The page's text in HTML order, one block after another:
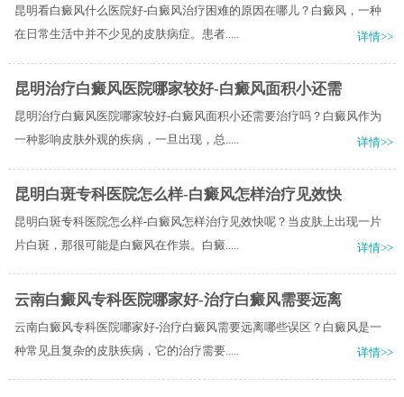
昆明看白癜风什么医院好-白癜风治疗困难的原因在哪儿？白癜风，一种
在日常生活中并不少见的皮肤病症。患者.....
详情>>
昆明治疗白癜风医院哪家较好-白癜风面积小还需
昆明治疗白癜风医院哪家较好-白癜风面积小还需要治疗吗？白癜风作为
一种影响皮肤外观的疾病，一旦出现，总.....
详情>>
昆明白斑专科医院怎么样-白癜风怎样治疗见效快
昆明白斑专科医院怎么样-白癜风怎样治疗见效快呢？当皮肤上出现一片
片白斑，那很可能是白癜风在作祟。白癜.....
详情>>
云南白癜风专科医院哪家好-治疗白癜风需要远离
云南白癜风专科医院哪家好-治疗白癜风需要远离哪些误区？白癜风是一
种常见且复杂的皮肤疾病，它的治疗需要.....
详情>>